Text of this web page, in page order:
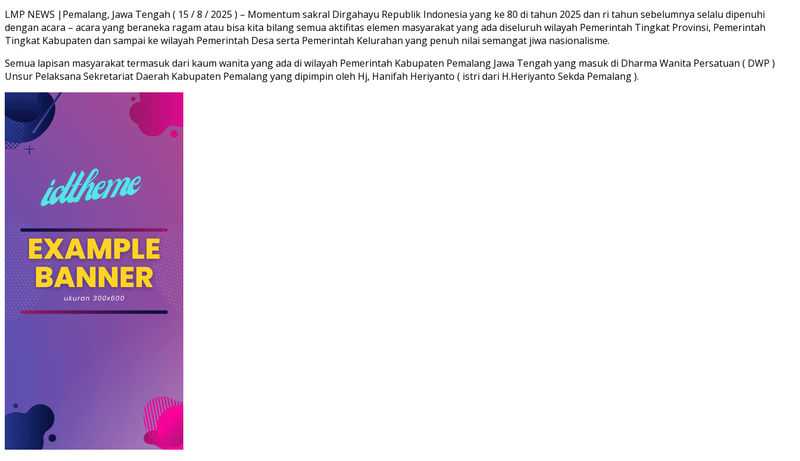
LMP NEWS |Pemalang, Jawa Tengah ( 15 / 8 / 2025 ) – Momentum sakral Dirgahayu Republik Indonesia yang ke 80 di tahun 2025 dan ri tahun sebelumnya selalu dipenuhi
dengan acara – acara yang beraneka ragam atau bisa kita bilang semua aktifitas elemen masyarakat yang ada diseluruh wilayah Pemerintah Tingkat Provinsi, Pemerintah
Tingkat Kabupaten dan sampai ke wilayah Pemerintah Desa serta Pemerintah Kelurahan yang penuh nilai semangat jiwa nasionalisme.
Semua lapisan masyarakat termasuk dari kaum wanita yang ada di wilayah Pemerintah Kabupaten Pemalang Jawa Tengah yang masuk di Dharma Wanita Persatuan ( DWP )
Unsur Pelaksana Sekretariat Daerah Kabupaten Pemalang yang dipimpin oleh Hj, Hanifah Heriyanto ( istri dari H.Heriyanto Sekda Pemalang ).